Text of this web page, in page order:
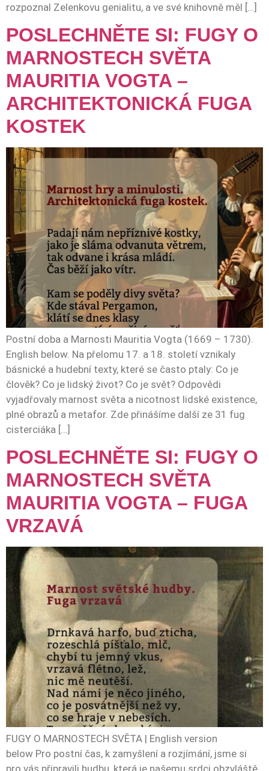
rozpoznal Zelenkovu genialitu, a ve své knihovně měl […]
POSLECHNĚTE SI: FUGY O
MARNOSTECH SVĚTA
MAURITIA VOGTA –
ARCHITEKTONICKÁ FUGA
KOSTEK
Postní doba a Marnosti Mauritia Vogta (1669 – 1730).
English below. Na přelomu 17. a 18. století vznikaly
básnické a hudební texty, které se často ptaly: Co je
člověk? Co je lidský život? Co je svět? Odpovědi
vyjadřovaly marnost světa a nicotnost lidské existence,
plné obrazů a metafor. Zde přinášíme další ze 31 fug
cisterciáka […]
POSLECHNĚTE SI: FUGY O
MARNOSTECH SVĚTA
MAURITIA VOGTA – FUGA
VRZAVÁ
FUGY O MARNOSTECH SVĚTA | English version
below Pro postní čas, k zamyšlení a rozjímání, jsme si